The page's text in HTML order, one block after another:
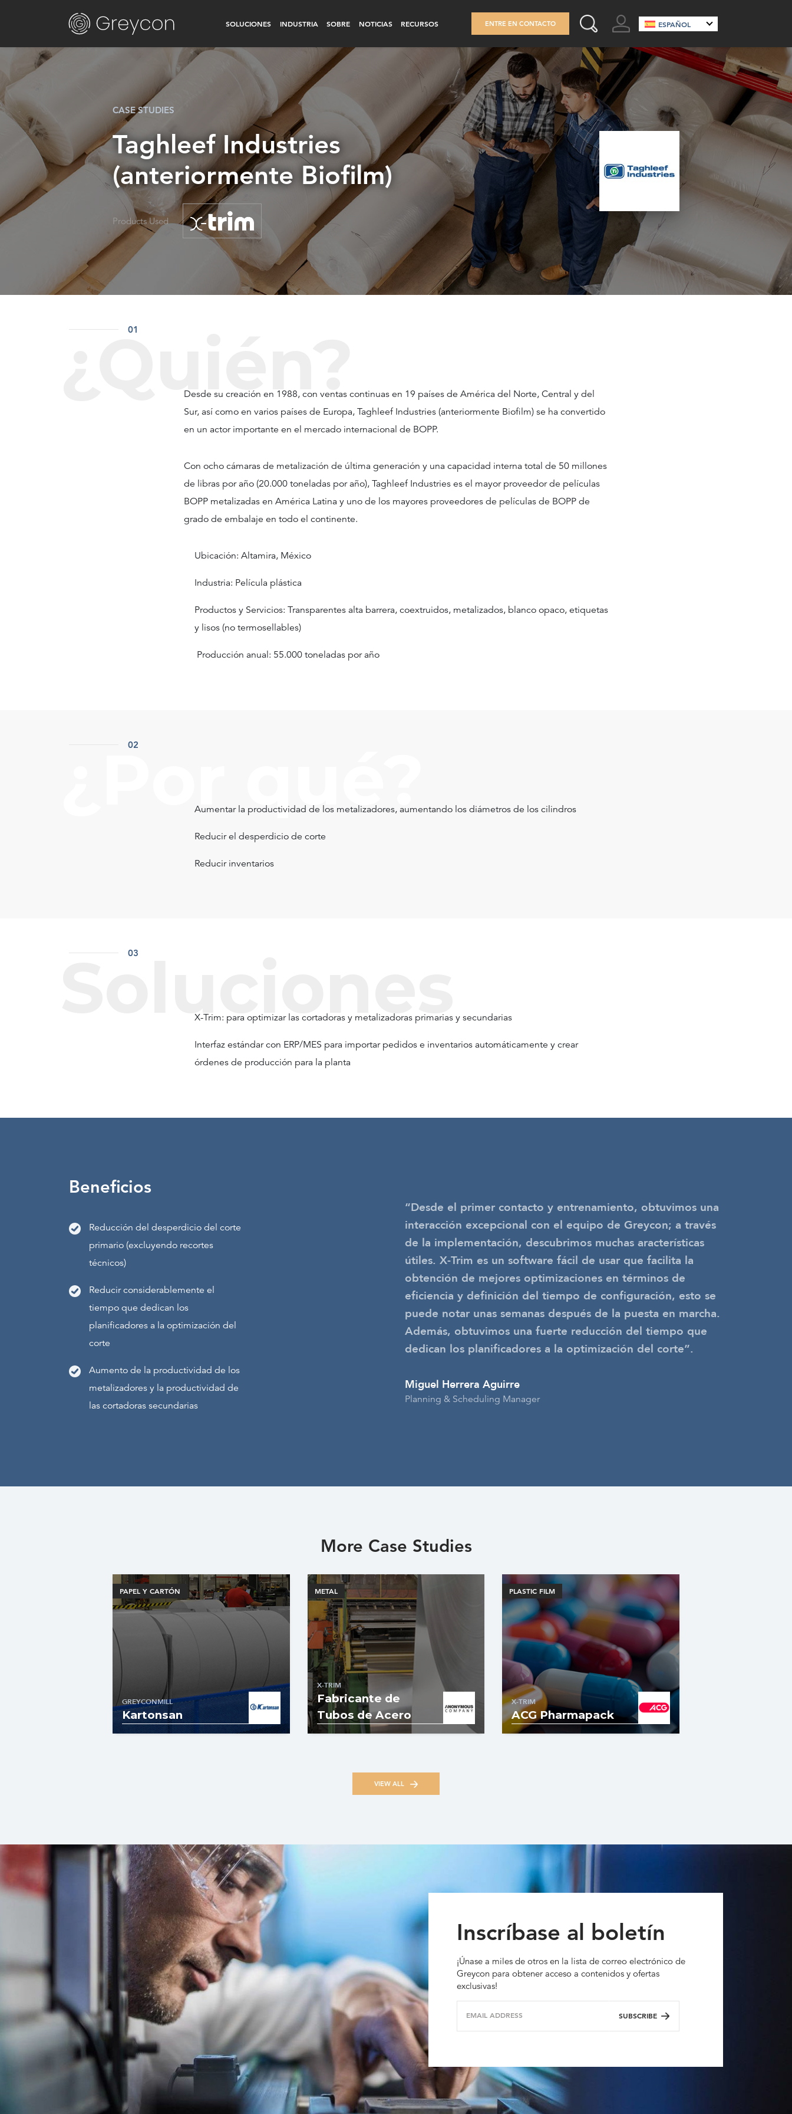
SOLUCIONES INDUSTRIA SOBRE NOTICIAS RECURSOS ENTRE EN CONTACTO SEARCH THIS SITE
GO TO ACCOUNT
ESPAÑOL
CASE STUDIES
Taghleef Industries
(anteriormente Biofilm)
Products Used
01
Desde su creación en 1988, con ventas continuas en 19 países de América del Norte, Central y del
Sur, así como en varios países de Europa, Taghleef Industries (anteriormente Biofilm) se ha convertido
en un actor importante en el mercado internacional de BOPP.
Con ocho cámaras de metalización de última generación y una capacidad interna total de 50 millones
de libras por año (20.000 toneladas por año), Taghleef Industries es el mayor proveedor de películas
BOPP metalizadas en América Latina y uno de los mayores proveedores de películas de BOPP de
grado de embalaje en todo el continente.
Ubicación: Altamira, México
Industria: Película plástica
Productos y Servicios: Transparentes alta barrera, coextruidos, metalizados, blanco opaco, etiquetas
y lisos (no termosellables)
Producción anual: 55.000 toneladas por año
02
Aumentar la productividad de los metalizadores, aumentando los diámetros de los cilindros
Reducir el desperdicio de corte
Reducir inventarios
03
X-Trim: para optimizar las cortadoras y metalizadoras primarias y secundarias
Interfaz estándar con ERP/MES para importar pedidos e inventarios automáticamente y crear
órdenes de producción para la planta
Beneficios
Reducción del desperdicio del corte
primario (excluyendo recortes
técnicos)
Reducir considerablemente el
tiempo que dedican los
planificadores a la optimización del
corte
Aumento de la productividad de los
metalizadores y la productividad de
las cortadoras secundarias
“Desde el primer contacto y entrenamiento, obtuvimos una
interacción excepcional con el equipo de Greycon; a través
de la implementación, descubrimos muchas aracterísticas
útiles. X-Trim es un software fácil de usar que facilita la
obtención de mejores optimizaciones en términos de
eficiencia y definición del tiempo de configuración, esto se
puede notar unas semanas después de la puesta en marcha.
Además, obtuvimos una fuerte reducción del tiempo que
dedican los planificadores a la optimización del corte”.
Miguel Herrera Aguirre
Planning & Scheduling Manager
More Case Studies
PAPEL Y CARTÓN
GREYCONMILL
Kartonsan
METAL
X-TRIM
Fabricante de
Tubos de Acero
PLASTIC FILM
X-TRIM
ACG Pharmapack
VIEW ALL
Inscríbase al boletín
¡Únase a miles de otros en la lista de correo electrónico de
Greycon para obtener acceso a contenidos y ofertas
exclusivas!
EMAIL ADDRESS SUBSCRIBE